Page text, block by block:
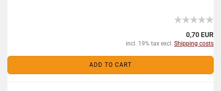
0,70 EUR
incl. 19% tax excl. Shipping costs
ADD TO CART